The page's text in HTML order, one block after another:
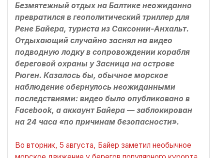
Безмятежный отдых на Балтике неожиданно
превратился в геополитический триллер для
Рене Байера, туриста из Саксонии-Анхальт.
Отдыхающий случайно заснял на видео
подводную лодку в сопровождении корабля
береговой охраны у Засница на острове
Рюген. Казалось бы, обычное морское
наблюдение обернулось неожиданными
последствиями: видео было опубликовано в
Facebook, а аккаунт Байера — заблокирован
на 24 часа «по причинам безопасности».
Во вторник, 5 августа, Байер заметил необычное